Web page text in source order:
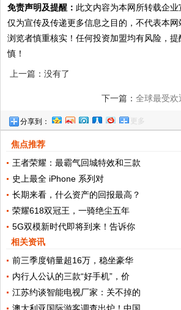
免责声明及提醒： 此文内容为本网所转载企
仅为宣传及传递更多信息之目的，不代表本
浏览者慎重核实！任何投资加盟均有风险，
慎！
上一篇：没有了
下一篇： 全球最受欢
分享到： 更多
焦点推荐
王者荣耀：最霸气回城特效和三款
史上最全 iPhone 系列对
长期来看，什么资产的回报最高？
荣耀618双冠王，一骑绝尘五年
5G双模新时代即将到来！告诉你
相关资讯
前三季度销量超16万，稳坐豪华
内行人公认的三款“好手机”，价
江苏约谈智能电视厂家：关不掉的